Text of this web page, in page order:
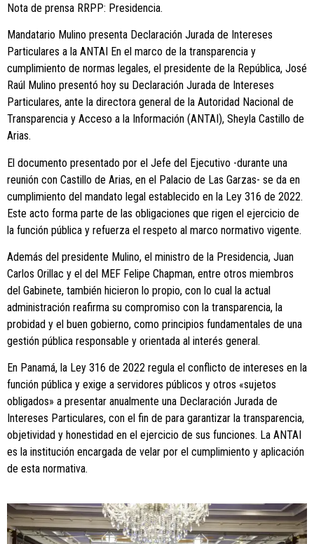
Nota de prensa RRPP: Presidencia.
Mandatario Mulino presenta Declaración Jurada de Intereses
Particulares a la ANTAI En el marco de la transparencia y
cumplimiento de normas legales, el presidente de la República, José
Raúl Mulino presentó hoy su Declaración Jurada de Intereses
Particulares, ante la directora general de la Autoridad Nacional de
Transparencia y Acceso a la Información (ANTAI), Sheyla Castillo de
Arias.
El documento presentado por el Jefe del Ejecutivo -durante una
reunión con Castillo de Arias, en el Palacio de Las Garzas- se da en
cumplimiento del mandato legal establecido en la Ley 316 de 2022.
Este acto forma parte de las obligaciones que rigen el ejercicio de
la función pública y refuerza el respeto al marco normativo vigente.
Además del presidente Mulino, el ministro de la Presidencia, Juan
Carlos Orillac y el del MEF Felipe Chapman, entre otros miembros
del Gabinete, también hicieron lo propio, con lo cual la actual
administración reafirma su compromiso con la transparencia, la
probidad y el buen gobierno, como principios fundamentales de una
gestión pública responsable y orientada al interés general.
En Panamá, la Ley 316 de 2022 regula el conflicto de intereses en la
función pública y exige a servidores públicos y otros «sujetos
obligados» a presentar anualmente una Declaración Jurada de
Intereses Particulares, con el fin de para garantizar la transparencia,
objetividad y honestidad en el ejercicio de sus funciones. La ANTAI
es la institución encargada de velar por el cumplimiento y aplicación
de esta normativa.